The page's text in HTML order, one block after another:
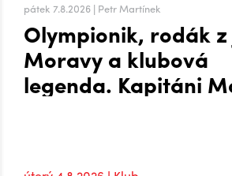
pátek 7.8.2026 | Petr Martínek
Olympionik, rodák
Moravy a klubová
legenda. Kapitáni